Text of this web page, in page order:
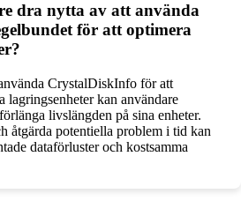
dra nytta av att använda
för att optimera
CrystalDiskInfo för att
lagringsenheter kan användare
livslängden på sina enheter.
åtgärda potentiella problem i tid kan
dataförluster och kostsamma